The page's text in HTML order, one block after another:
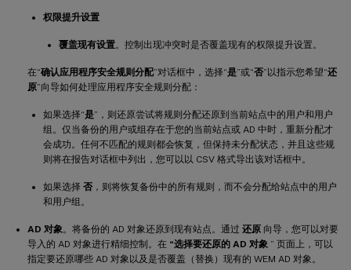
权限提升设置
覆盖现有设置。控制出现冲突时是否覆盖现有的权限提升设置。
在“确认应用程序安全规则分配”对话框中，选择“是”或“否”以指示您希望“还
原”向导如何处理应用程序安全规则分配：
如果选择“是”，则还原尝试将规则分配还原到当前站点中的用户和用户
组。仅当备份的用户或组存在于您的当前站点或 AD 中时，重新分配才
会成功。任何不匹配的规则都会恢复，但保持未分配状态，并且这些规
则将在报告对话框中列出，您可以以 CSV 格式导出该对话框中。
如果选择 否 ，则将恢复备份中的所有规则，而不会分配给站点中的用户
和用户组。
AD 对象 。将备份的 AD 对象还原到现有站点。通过 还原 向导，您可以对要
导入的 AD 对象进行精细控制。在 “选择要还原的 AD 对象 ” 页面上，可以
指定要还原哪些 AD 对象以及是否覆盖（替换）现有的 WEM AD 对象。